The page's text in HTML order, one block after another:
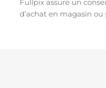
Fullpix assure un
d’achat en magasin